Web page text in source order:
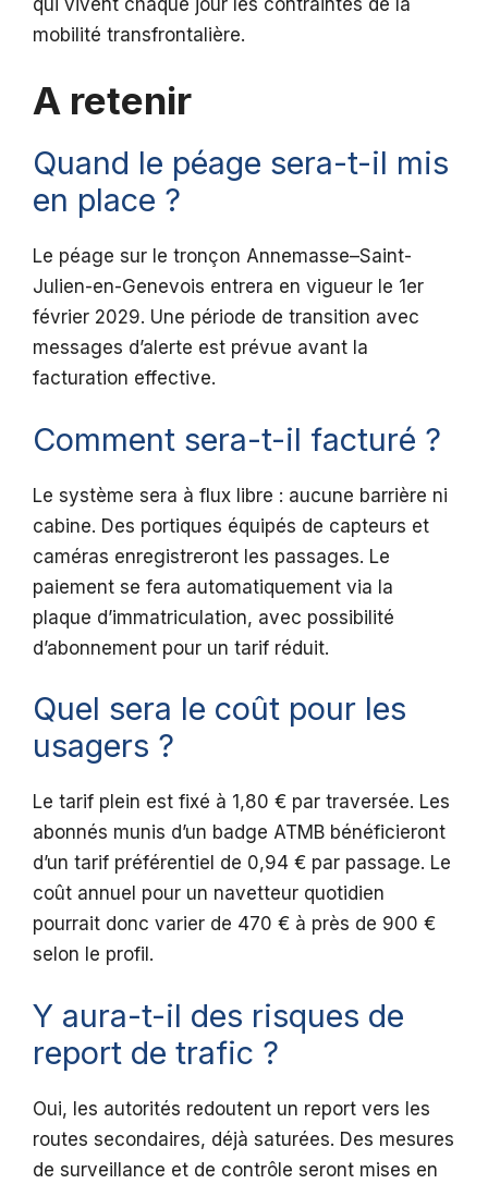
mobilité transfrontalière.
A retenir
Quand le péage sera-t-il mis
en place ?
Le péage sur le tronçon Annemasse–Saint-
Julien-en-Genevois entrera en vigueur le 1er
février 2029. Une période de transition avec
messages d’alerte est prévue avant la
facturation effective.
Comment sera-t-il facturé ?
Le système sera à flux libre : aucune barrière ni
cabine. Des portiques équipés de capteurs et
caméras enregistreront les passages. Le
paiement se fera automatiquement via la
plaque d’immatriculation, avec possibilité
d’abonnement pour un tarif réduit.
Quel sera le coût pour les
usagers ?
Le tarif plein est fixé à 1,80 € par traversée. Les
abonnés munis d’un badge ATMB bénéficieront
d’un tarif préférentiel de 0,94 € par passage. Le
coût annuel pour un navetteur quotidien
pourrait donc varier de 470 € à près de 900 €
selon le profil.
Y aura-t-il des risques de
report de trafic ?
Oui, les autorités redoutent un report vers les
routes secondaires, déjà saturées. Des mesures
de surveillance et de contrôle seront mises en